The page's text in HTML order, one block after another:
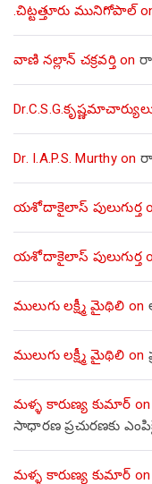
.చిట్టత్తూరు మునిగోపాల్
వాణి నల్లాన్ చక్రవర్తిon
Dr. I.A.P.S. Murthyon
యశోదాకైలాస్ పులుగుర్త
యశోదాకైలాస్ పులుగుర్త
ములుగు లక్ష్మీ మైథిలి on
ములుగు లక్ష్మీ మైథిలి on
మళ్ళ కారుణ్య కుమార్ on
సాధారణ ప్రచురణకు
మళ్ళ కారుణ్య కుమార్ on